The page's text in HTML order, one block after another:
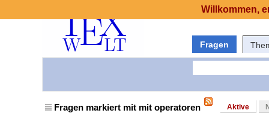
Fragen
Fragen markiert mit mit operatoren Aktive
Willkommen,